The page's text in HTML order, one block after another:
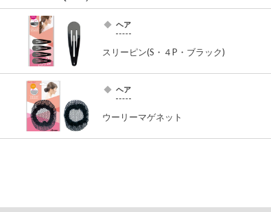
ヘア
スリーピン(S・４P・ブラック)
ヘア
ウーリーマゲネット